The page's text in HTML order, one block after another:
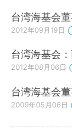
台湾海基会
2012年09月19日
台湾海基会
2012年08月06日
台湾海基会
2009年05月06日